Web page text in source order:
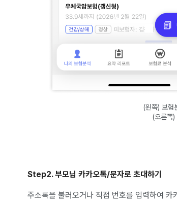
(왼쪽) 보험
(오른쪽)
Step2. 부모님 카카오톡/문자로 초대하기
주소록을 불러오거나 직접 번호를 입력하여